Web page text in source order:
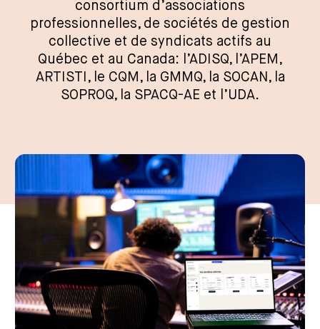
consortium d’associations
professionnelles, de sociétés de gestion
collective et de syndicats actifs au
Québec et au Canada: l’ADISQ, l’APEM,
ARTISTI, le CQM, la GMMQ, la SOCAN, la
SOPROQ, la SPACQ-AE et l’UDA.